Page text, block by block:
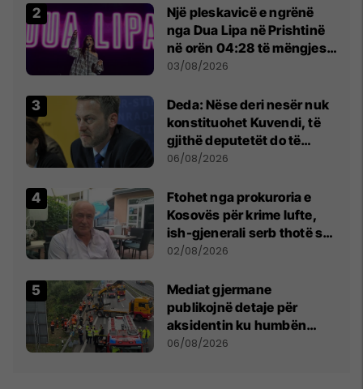
Një pleskavicë e ngrënë
nga Dua Lipa në Prishtinë
në orën 04:28 të mëngjesit
- dhe bota digjitale serbe
03/08/2026
Deda: Nëse deri nesër nuk
konstituohet Kuvendi, të
gjithë deputetët do të
bëjnë shkelje të rëndë
06/08/2026
Ftohet nga prokuroria e
Kosovës për krime lufte,
ish-gjenerali serb thotë se
dikush e tradhtoi në
02/08/2026
Mediat gjermane
publikojnë detaje për
aksidentin ku humbën
jetën tre mërgimtarë nga
06/08/2026